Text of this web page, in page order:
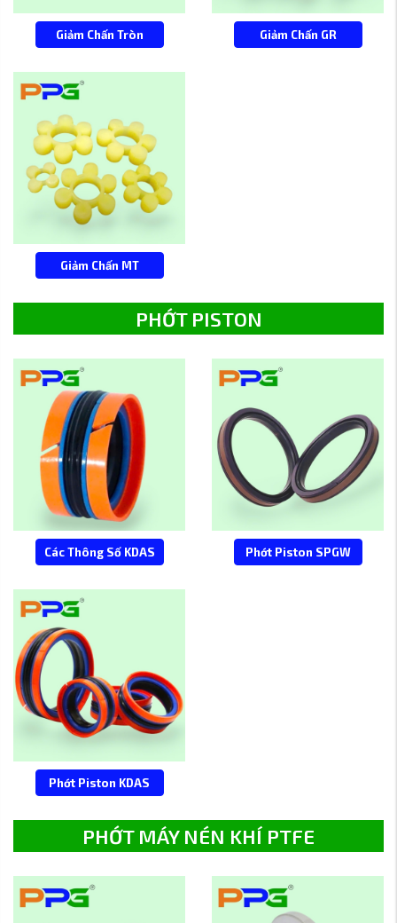
Giảm Chấn Tròn Giảm Chấn GR
Giảm Chấn MT
PHỚT PISTON
Các Thông Số KDAS Phớt Piston SPGW
Phớt Piston KDAS
PHỚT MÁY NÉN KHÍ PTFE